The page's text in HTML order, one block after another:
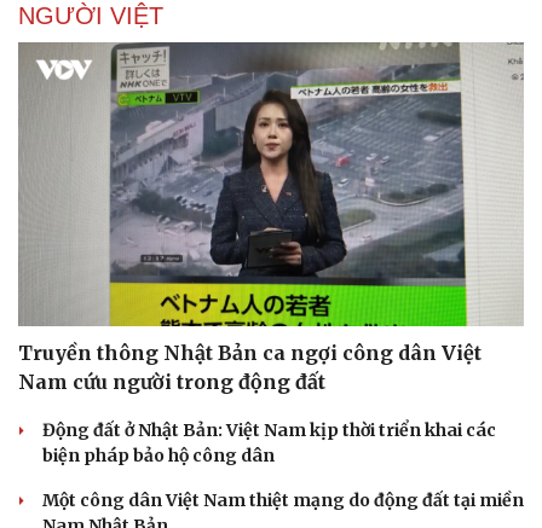
NGƯỜI VIỆT
Truyền thông Nhật Bản ca ngợi công dân Việt
Nam cứu người trong động đất
Động đất ở Nhật Bản: Việt Nam kịp thời triển khai các
biện pháp bảo hộ công dân
Một công dân Việt Nam thiệt mạng do động đất tại miền